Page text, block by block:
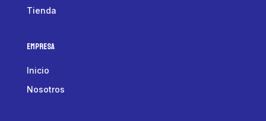
Tienda
Empresa
Inicio
Nosotros